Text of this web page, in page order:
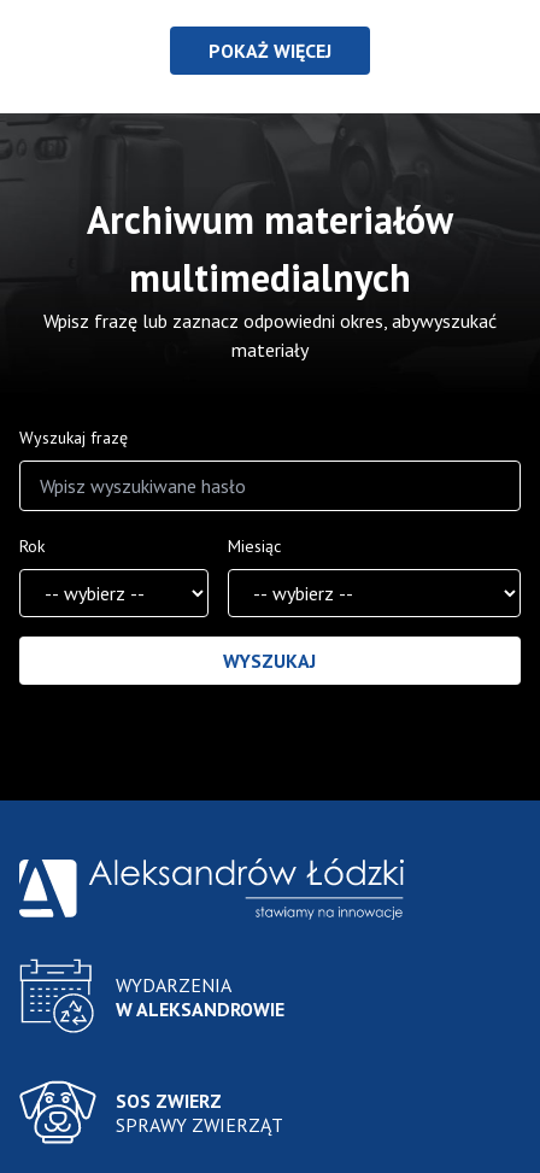
POKAŻ WIĘCEJ
Archiwum materiałów
multimedialnych
Wpisz frazę lub zaznacz odpowiedni okres, abywyszukać
materiały
Wyszukaj frazę
Rok Miesiąc
WYDARZENIA
W ALEKSANDROWIE
SOS ZWIERZ
SPRAWY ZWIERZĄT